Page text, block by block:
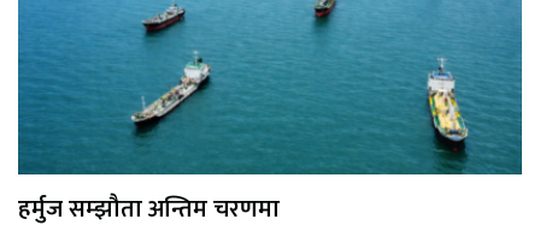
हर्मुज सम्झौता अन्तिम चरणमा